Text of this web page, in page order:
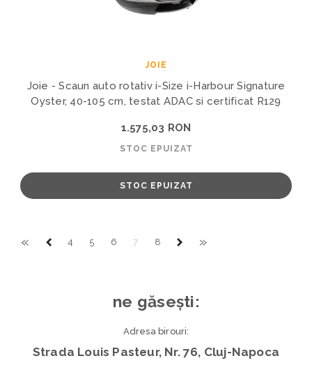
JOIE
Joie - Scaun auto rotativ i-Size i-Harbour Signature
Oyster, 40-105 cm, testat ADAC si certificat R129
1.575,03 RON
STOC EPUIZAT
STOC EPUIZAT
« 4 5 6 7 8 »
ne găsești:
Adresa birouri:
Strada Louis Pasteur, Nr. 76, Cluj-Napoca